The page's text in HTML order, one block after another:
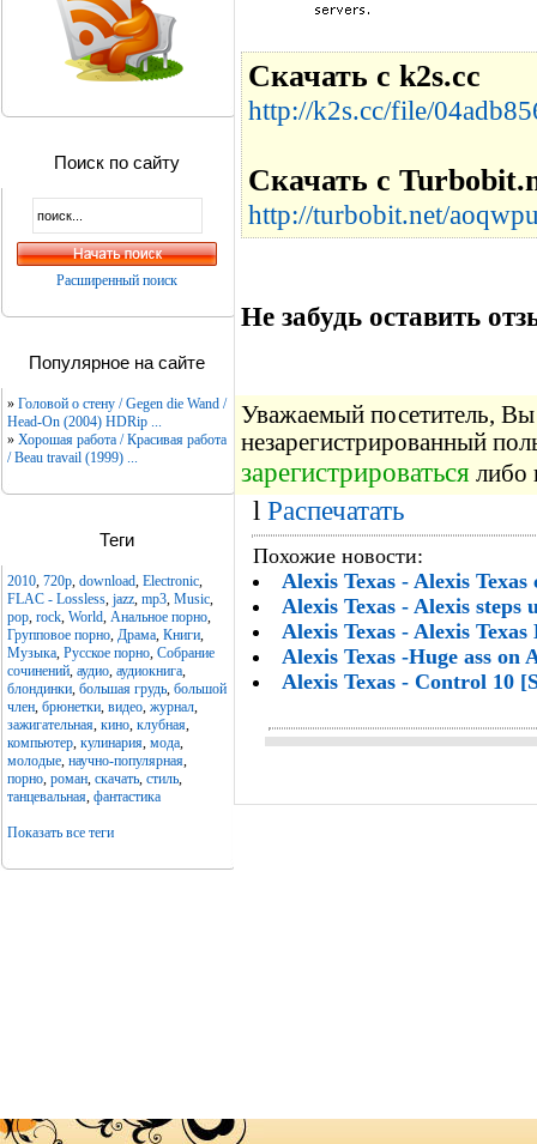
Поиск по сайту
Расширенный поиск
Популярное на сайте
» Головой о стену / Gegen die Wand /
Head-On (2004) HDRip ...
» Хорошая работа / Красивая работа
/ Beau travail (1999) ...
Теги
2010, 720p, download, Electronic,
FLAC - Lossless, jazz, mp3, Music,
pop, rock, World, Анальное порно,
Групповое порно, Драма, Книги,
Музыка, Русское порно, Собрание
сочинений, аудио, аудиокнига,
блондинки, большая грудь, большой
член, брюнетки, видео, журнал,
зажигательная, кино, клубная,
компьютер, кулинария, мода,
молодые, научно-популярная,
порно, роман, скачать, стиль,
танцевальная, фантастика
Показать все теги
Скачать с k2s.cc
http://k2s.cc/file/
Скачать с
http://turbobit.net/
Не забудь оставить
Уважаемый посетитель, Вы
незарегистрированный
зарегистрироваться либо
l Распечатать
Похожие новости:
Alexis Texas - Alexis
Alexis Texas - Alexis steps
Alexis Texas - Alexis
Alexis Texas -Huge ass on
Alexis Texas - Control 10